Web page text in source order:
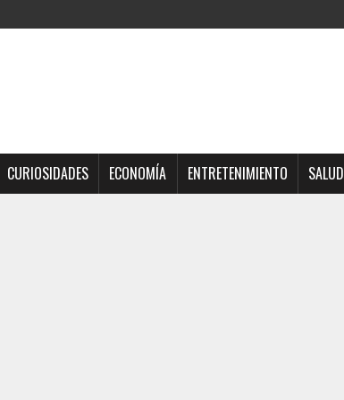
CURIOSIDADES ECONOMÍA ENTRETENIMIENTO SALUD